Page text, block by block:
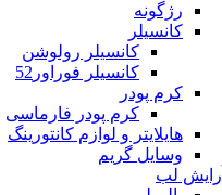
رژگونه
کانسیلر
کانسیلر رولوشن
کانسیلر فوراور52
کرم پودر
کرم پودر فارماسی
هایلایتر و لوازم کانتورینگ
وسایل گریم
آرایش لب